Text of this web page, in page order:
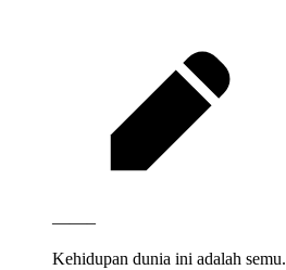
——–
Kehidupan dunia ini adalah semu.